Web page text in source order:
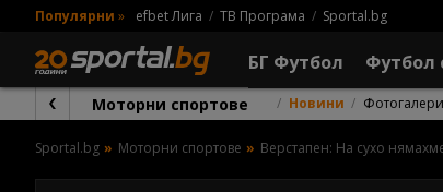
Популярни » efbet Лига ТВ Програма Sportal.bg
БГ Футбол Футбол
Моторни спортове Новини
Sportal.bg Моторни спортове Верстапен: На сухо